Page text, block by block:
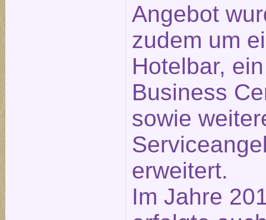
Angebot
zudem um
Hotelbar, ein
Business
sowie
erweitert.
Im Jahre